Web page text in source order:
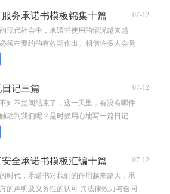
服务承诺书模板锦集十篇
07-12
现代社会中，承诺书使用的情况越来越
须在要约的有效期作出。相信许多人会觉
写吧，以下是小编为大...
记三篇
07-12
知不觉间结束了，这一天里，有没有哪件
动到我们呢？是时候用心地写一篇日记
，要先考虑好内容和结构...
全承诺书模板汇编十篇
07-12
时代，承诺书对我们的作用越来越大，承
的声明及义务性的认可,其法律效力与合同